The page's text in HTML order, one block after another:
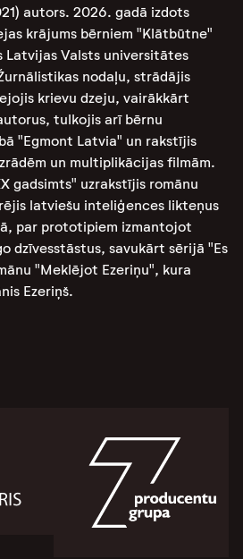
autors. 2026. gadā izdots
krājums bērniem "Klātbūtne"
Latvijas Valsts universitātes
nodaļu, strādājis
krievu dzeju, vairākkārt
tulkojis arī bērnu
"Egmont Latvia" un rakstījis
un multiplikācijas filmām.
gadsimts" uzrakstījis romānu
latviešu inteliģences likteņus
par prototipiem izmantojot
dzīvesstāstus, savukārt sērijā "Es
"Meklējot Ezeriņu", kura
Ezeriņš.